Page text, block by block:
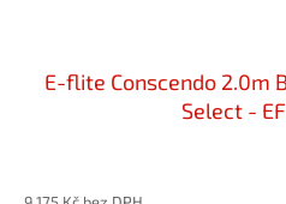
E-flite Conscendo 2.0m
Select -